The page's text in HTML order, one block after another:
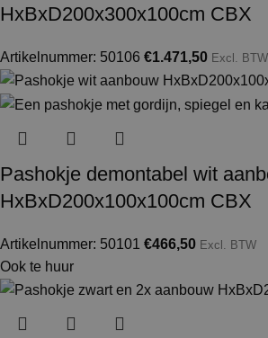
HxBxD200x300x100cm CBX
Artikelnummer: 50106 €1.471,50 Excl. BTW
Pashokje demontabel wit
HxBxD200x100x100cm CBX
Artikelnummer: 50101 €466,50 Excl. BTW
Ook te huur